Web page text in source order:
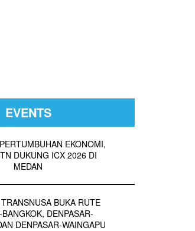
EVENTS
EKONOMI,
DUKUNG ICX 2026 DI
MEDAN
BUKA RUTE
DENPASAR-
DENPASAR-WAINGAPU